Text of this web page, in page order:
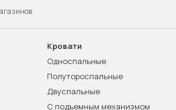
Кровати
Односпальные
Полутороспальные
Двуспальные
С подъемным механизмом